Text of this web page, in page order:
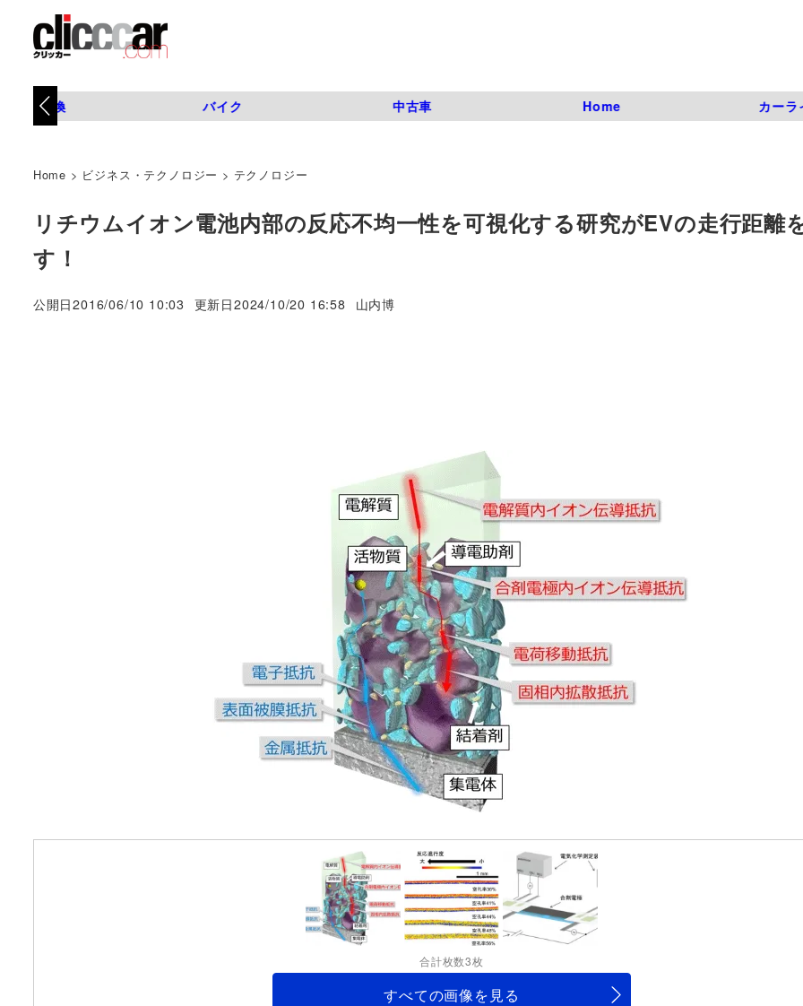
タイヤ交換 バイク 中古車 Home カーラ
Home > ビジネス・テクノロジー > テクノロジー
リチウムイオン電池内部の反応不均一性を可視化する研究がEVの走行距離
す！
公開日2016/06/10 10:03 更新日2024/10/20 16:58
著
山内博
合計枚数3枚
すべての画像を見る